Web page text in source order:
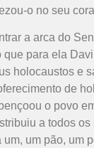
o no seu
a arca do
que para ela
holocaustos e
de
o povo
a todos
um, um pão, um